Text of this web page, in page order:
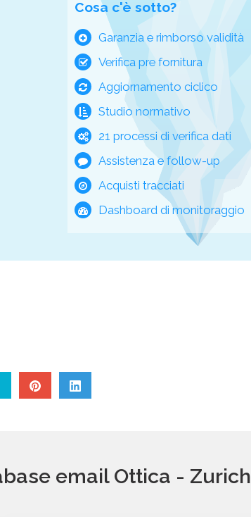
Cosa c'è sotto?
Garanzia e rimborso validità
Verifica pre fornitura
Aggiornamento ciclico
Studio normativo
21 processi di verifica dati
Assistenza e follow-up
Acquisti tracciati
Dashboard di monitoraggio
email Ottica - Zurich